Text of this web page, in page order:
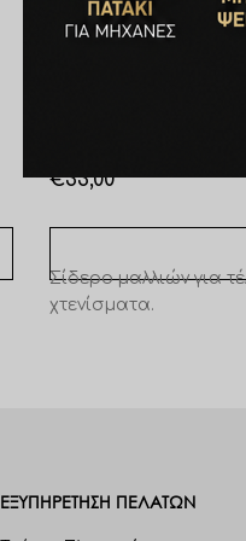
Babyliss Pro
€33,00
Σίδερο μαλλιών για
χτενίσματα.
ΕΞΥΠΗΡΈΤΗΣΗ ΠΕΛΑΤΩΝ